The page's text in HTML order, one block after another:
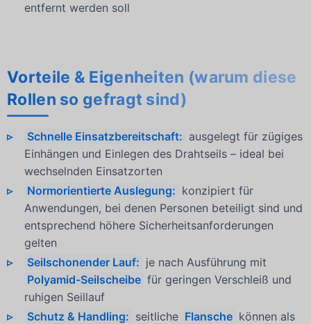
entfernt werden soll
Vorteile & Eigenheiten (warum diese
Rollen so gefragt sind)
Schnelle Einsatzbereitschaft: ausgelegt für zügiges
Einhängen und Einlegen des Drahtseils – ideal bei
wechselnden Einsatzorten
Normorientierte Auslegung: konzipiert für
Anwendungen, bei denen Personen beteiligt sind und
entsprechend höhere Sicherheitsanforderungen
gelten
Seilschonender Lauf: je nach Ausführung mit
Polyamid-Seilscheibe für geringen Verschleiß und
ruhigen Seillauf
Schutz & Handling: seitliche Flansche können als